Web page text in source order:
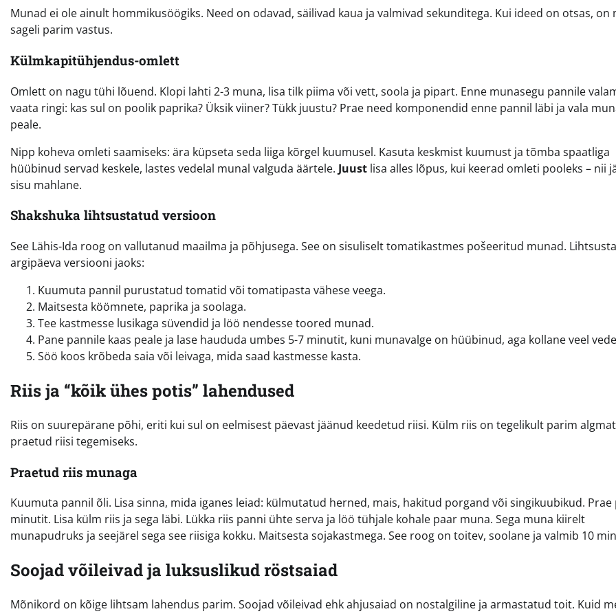
Munad ei ole ainult hommikusöögiks. Need on odavad, säilivad kaua ja valmivad sekunditega. Kui ideed on otsas, on
sageli parim vastus.
Külmkapitühjendus-omlett
Omlett on nagu tühi lõuend. Klopi lahti 2-3 muna, lisa tilk piima või vett, soola ja pipart. Enne munasegu pannile
vaata ringi: kas sul on poolik paprika? Üksik viiner? Tükk juustu? Prae need komponendid enne pannil läbi ja vala
peale.
Nipp koheva omleti saamiseks: ära küpseta seda liiga kõrgel kuumusel. Kasuta keskmist kuumust ja tõmba spaatliga
hüübinud servad keskele, lastes vedelal munal valguda äärtele. Juust lisa alles lõpus, kui keerad omleti pooleks – nii
sisu mahlane.
Shakshuka lihtsustatud versioon
See Lähis-Ida roog on vallutanud maailma ja põhjusega. See on sisuliselt tomatikastmes pošeeritud munad.
argipäeva versiooni jaoks:
Kuumuta pannil purustatud tomatid või tomatipasta vähese veega.
Maitsesta köömnete, paprika ja soolaga.
Tee kastmesse lusikaga süvendid ja löö nendesse toored munad.
Pane pannile kaas peale ja lase haududa umbes 5-7 minutit, kuni munavalge on hüübinud, aga kollane veel
Söö koos krõbeda saia või leivaga, mida saad kastmesse kasta.
Riis ja “kõik ühes potis” lahendused
Riis on suurepärane põhi, eriti kui sul on eelmisest päevast jäänud keedetud riisi. Külm riis on tegelikult parim
praetud riisi tegemiseks.
Praetud riis munaga
Kuumuta pannil õli. Lisa sinna, mida iganes leiad: külmutatud herned, mais, hakitud porgand või singikuubikud. Prae
minutit. Lisa külm riis ja sega läbi. Lükka riis panni ühte serva ja löö tühjale kohale paar muna. Sega muna kiirelt
munapudruks ja seejärel sega see riisiga kokku. Maitsesta sojakastmega. See roog on toitev, soolane ja valmib 10
Soojad võileivad ja luksuslikud röstsaiad
Mõnikord on kõige lihtsam lahendus parim. Soojad võileivad ehk ahjusaiad on nostalgiline ja armastatud toit. Kuid